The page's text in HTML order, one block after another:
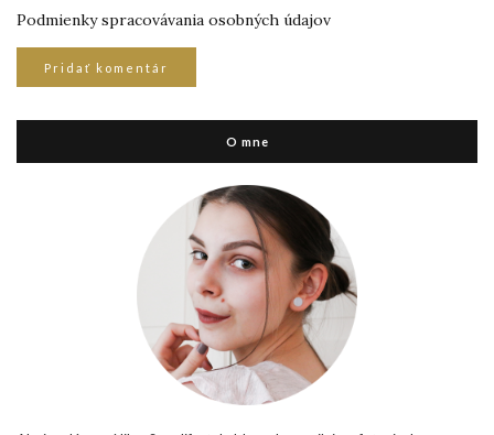
Podmienky spracovávania osobných údajov
O mne